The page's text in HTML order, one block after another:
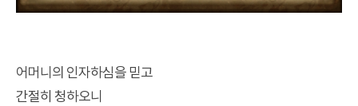
어머니의 인자하심을 믿고
간절히 청하오니